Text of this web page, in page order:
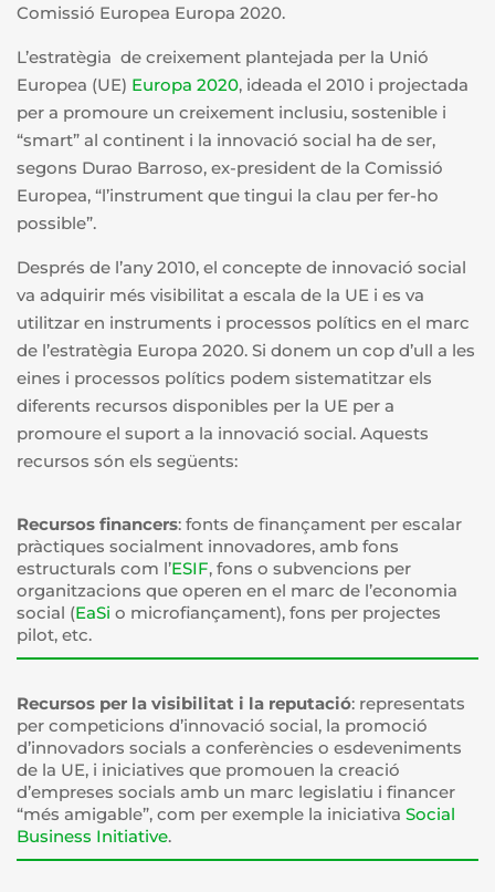
Comissió Europea Europa 2020.
L’estratègia de creixement plantejada per la Unió
Europea (UE) Europa 2020, ideada el 2010 i projectada
per a promoure un creixement inclusiu, sostenible i
“smart” al continent i la innovació social ha de ser,
segons Durao Barroso, ex-president de la Comissió
Europea, “l’instrument que tingui la clau per fer-ho
possible”.
Després de l’any 2010, el concepte de innovació social
va adquirir més visibilitat a escala de la UE i es va
utilitzar en instruments i processos polítics en el marc
de l’estratègia Europa 2020. Si donem un cop d’ull a les
eines i processos polítics podem sistematitzar els
diferents recursos disponibles per la UE per a
promoure el suport a la innovació social. Aquests
recursos són els següents:
Recursos financers: fonts de finançament per escalar
pràctiques socialment innovadores, amb fons
estructurals com l’ESIF, fons o subvencions per
organitzacions que operen en el marc de l’economia
social (EaSi o microfiançament), fons per projectes
pilot, etc.
Recursos per la visibilitat i la reputació: representats
per competicions d’innovació social, la promoció
d’innovadors socials a conferències o esdeveniments
de la UE, i iniciatives que promouen la creació
d’empreses socials amb un marc legislatiu i financer
“més amigable”, com per exemple la iniciativa Social
Business Initiative.